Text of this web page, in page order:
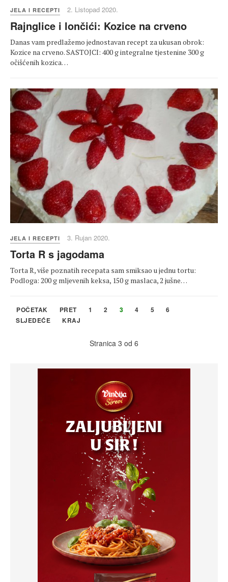
JELA I RECEPTI 2. Listopad 2020.
Rajnglice i lončići: Kozice na crveno
Danas vam predlažemo jednostavan recept za ukusan obrok:
Kozice na crveno. SASTOJCI: 400 g integralne tjestenine 300 g
očišćenih kozica…
JELA I RECEPTI 3. Rujan 2020.
Torta R s jagodama
Torta R, više poznatih recepata sam smiksao u jednu tortu:
Podloga: 200 g mljevenih keksa, 150 g maslaca, 2 jušne…
POČETAK PRET 1 2 3 4 5
6
SLJEDEĆE
KRAJ
Stranica 3 od 6